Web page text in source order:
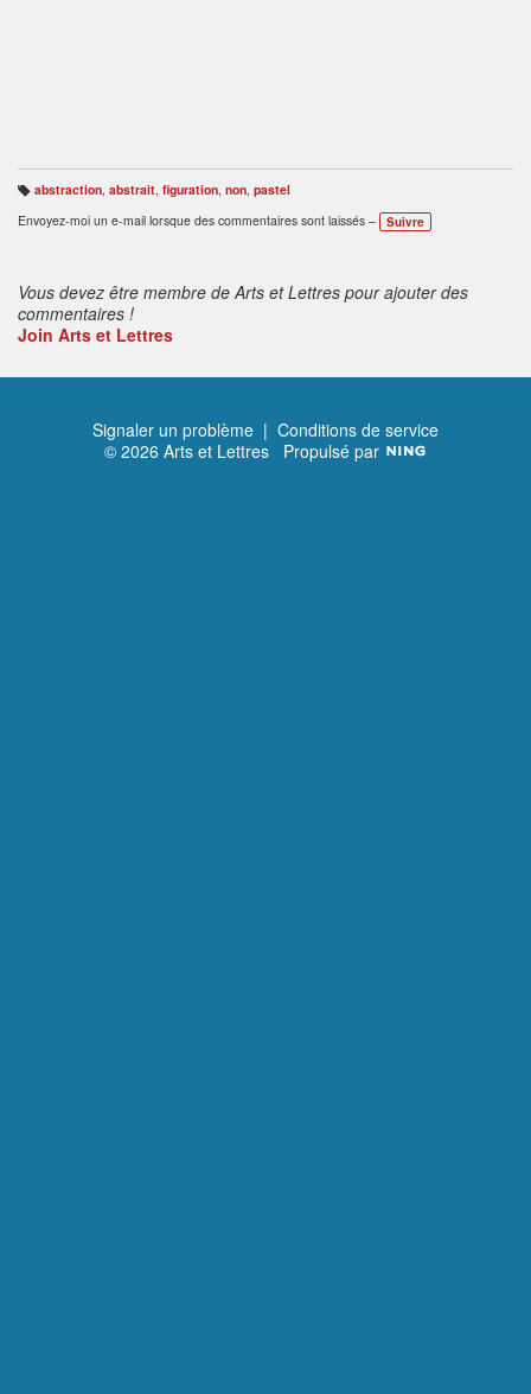
B
ali
s
abstraction, abstrait, figuration, non, pastel
Envoyez-moi un e-mail lorsque des commentaires sont laissés –
Suivre
Vous devez être membre de Arts et Lettres pour ajouter des
commentaires !
Join Arts et Lettres
Signaler un problème | Conditions de service
© 2026 Arts et Lettres Propulsé par